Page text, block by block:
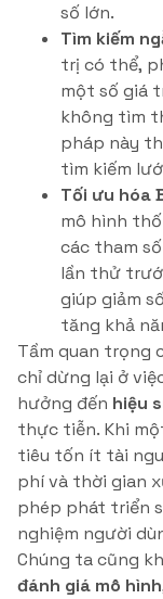
số lớn.
Tìm kiếm
trị có thể,
một số giá
không tìm
pháp này
tìm kiếm
Tối ưu hóa
mô hình
các tham
lần thử
giúp giảm
tăng khả
Tầm quan trọng
chỉ dừng lại ở
hưởng đến hiệu
thực tiễn. Khi
tiêu tốn ít tài
phí và thời gian
phép phát triển
nghiệm người
Chúng ta cũng
đánh giá mô hình